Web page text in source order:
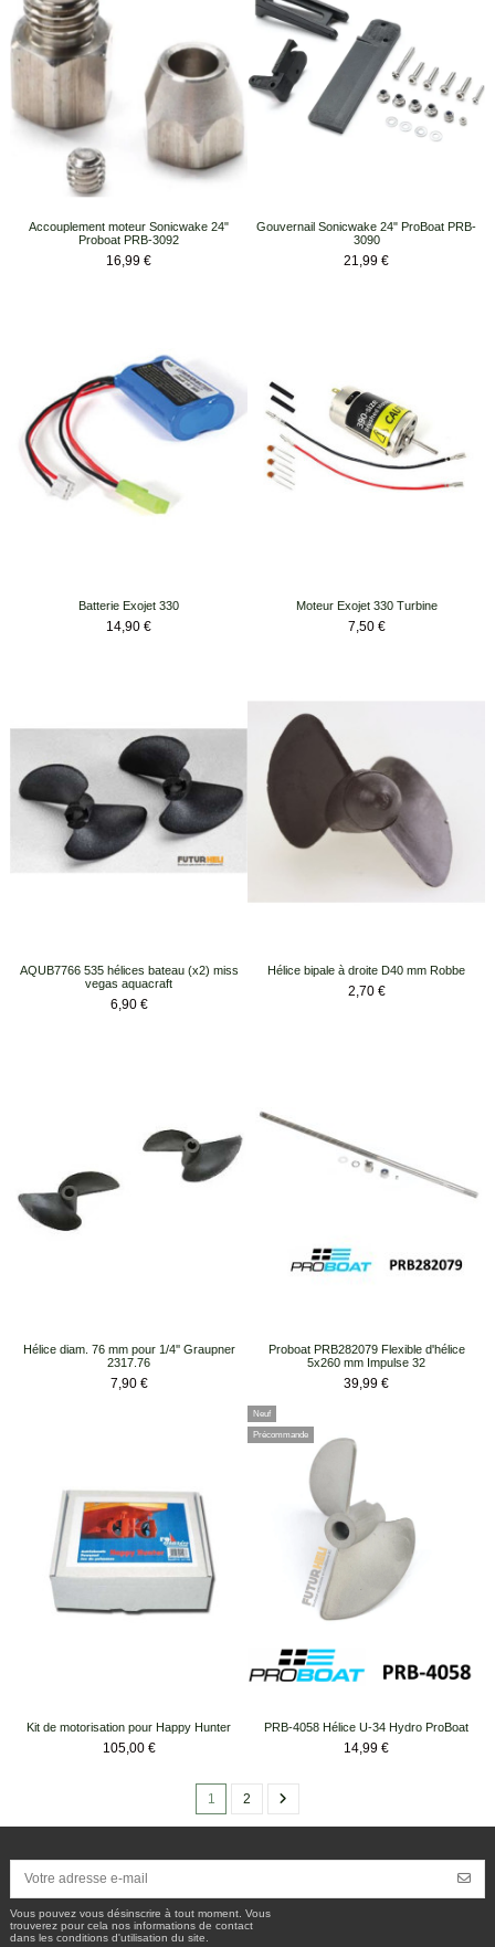
Accouplement moteur Sonicwake 24"
Proboat PRB-3092
Prix
16,99 €
Gouvernail Sonicwake 24" ProBoat PRB-
3090
Prix
21,99 €
Batterie Exojet 330
Prix
14,90 €
Moteur Exojet 330 Turbine
Prix
7,50 €
AQUB7766 535 hélices bateau (x2) miss
vegas aquacraft
Prix
6,90 €
Hélice bipale à droite D40 mm Robbe
Prix
2,70 €
Hélice diam. 76 mm pour 1/4'' Graupner
2317.76
Prix
7,90 €
Proboat PRB282079 Flexible d'hélice
5x260 mm Impulse 32
Prix
39,99 €
Kit de motorisation pour Happy Hunter
Prix
105,00 €
Neuf
Précommande
PRB-4058 Hélice U-34 Hydro ProBoat
Prix
14,99 €
1 2
Vous pouvez vous désinscrire à tout moment. Vous
trouverez pour cela nos informations de contact
dans les conditions d'utilisation du site.